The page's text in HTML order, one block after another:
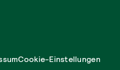
Cookie-Einstellungen